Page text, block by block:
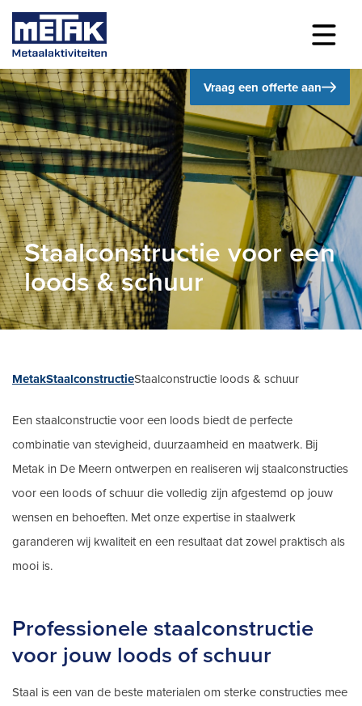
Vraag een offerte aan
Staalconstructie voor een
loods & schuur
MetakStaalconstructieStaalconstructie loods & schuur
Een staalconstructie voor een loods biedt de perfecte
combinatie van stevigheid, duurzaamheid en maatwerk. Bij
Metak in De Meern ontwerpen en realiseren wij staalconstructies
voor een loods of schuur die volledig zijn afgestemd op jouw
wensen en behoeften. Met onze expertise in staalwerk
garanderen wij kwaliteit en een resultaat dat zowel praktisch als
mooi is.
Professionele staalconstructie
voor jouw loods of schuur
Staal is een van de beste materialen om sterke constructies mee